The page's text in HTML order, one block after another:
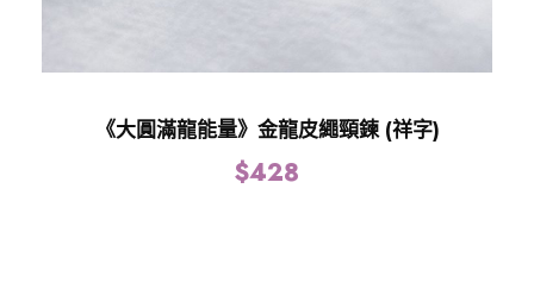
《大圓滿龍能量》金龍皮繩頸鍊 (祥字)
$428